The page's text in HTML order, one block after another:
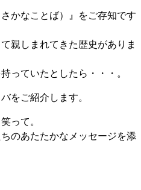
かなことば）』をご存知です
親しまれてきた歴史がありま
っていたとしたら・・・。
をご紹介します。
って。
のあたたかなメッセージを添